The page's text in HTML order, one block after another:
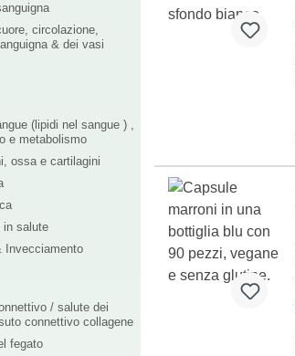
circolazione,
& dei vasi
(lipidi nel sangue ) ,
e metabolismo
ossa e cartilagini
in salute
Invecciamento
/ salute dei
connettivo collagene
fegato